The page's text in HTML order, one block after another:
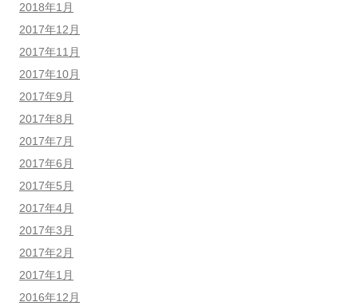
2018年1月
2017年12月
2017年11月
2017年10月
2017年9月
2017年8月
2017年7月
2017年6月
2017年5月
2017年4月
2017年3月
2017年2月
2017年1月
2016年12月